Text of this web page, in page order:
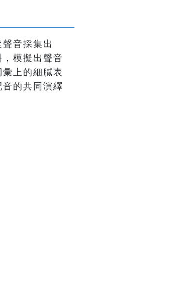
音採集出
模擬出聲音
上的細膩表
的共同演繹